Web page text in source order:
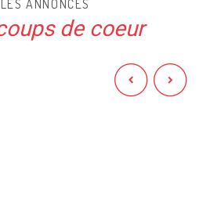
LES ANNONCES
de coeur